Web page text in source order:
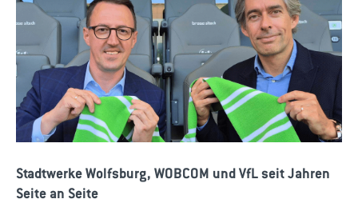
Stadtwerke Wolfsburg, WOBCOM und VfL seit Jahren
Seite an Seite